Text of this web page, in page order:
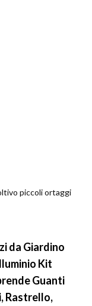
piccoli ortaggi
da Giardino
Kit
Guanti
Rastrello,